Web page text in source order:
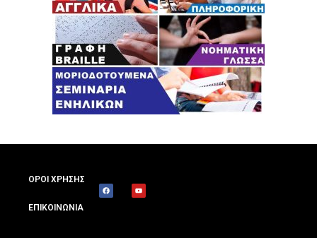
ΟΡΟΙ ΧΡΗΣΗΣ
ΕΠΙΚΟΙΝΩΝΙΑ